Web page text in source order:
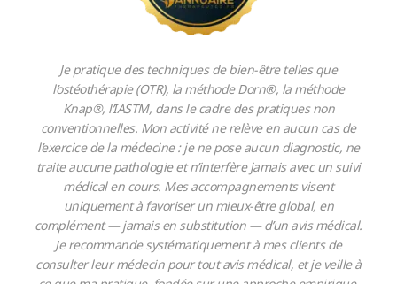
Je pratique des techniques de bien-être telles que
l’ostéothérapie (OTR), la méthode Dorn®, la méthode
Knap®, l’IASTM, dans le cadre des pratiques non
conventionnelles. Mon activité ne relève en aucun cas de
l’exercice de la médecine : je ne pose aucun diagnostic, ne
traite aucune pathologie et n’interfère jamais avec un suivi
médical en cours. Mes accompagnements visent
uniquement à favoriser un mieux-être global, en
complément — jamais en substitution — d’un avis médical.
Je recommande systématiquement à mes clients de
consulter leur médecin pour tout avis médical, et je veille à